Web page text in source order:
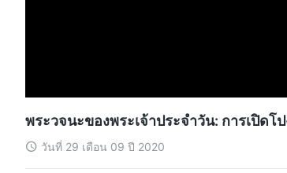
พระวจนะของพระเจ้าประจำวัน: การเปิด
วันที่ 29 เดือน 09 ปี 2020